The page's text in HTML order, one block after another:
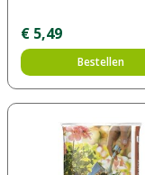
€ 5,49
Bestellen